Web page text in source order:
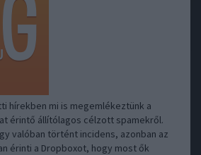
hírekben mi is megemlékeztünk a
érintő állítólagos célzott spamekről.
valóban történt incidens, azonban az
érinti a Dropboxot, hogy most ők